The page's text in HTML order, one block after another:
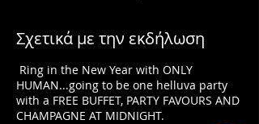
Σχετικά με την εκδήλωση
Ring in the New Year with ONLY
HUMAN...going to be one helluva party
with a FREE BUFFET, PARTY FAVOURS AND
CHAMPAGNE AT MIDNIGHT.